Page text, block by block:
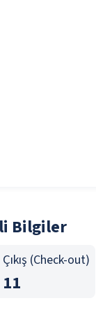
Bilgiler
Çıkış (Check-out)
11